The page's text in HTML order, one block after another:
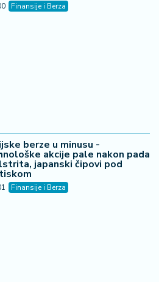
Finansije i Berza
berze u minusu -
akcije pale nakon pada
japanski čipovi pod
Finansije i Berza